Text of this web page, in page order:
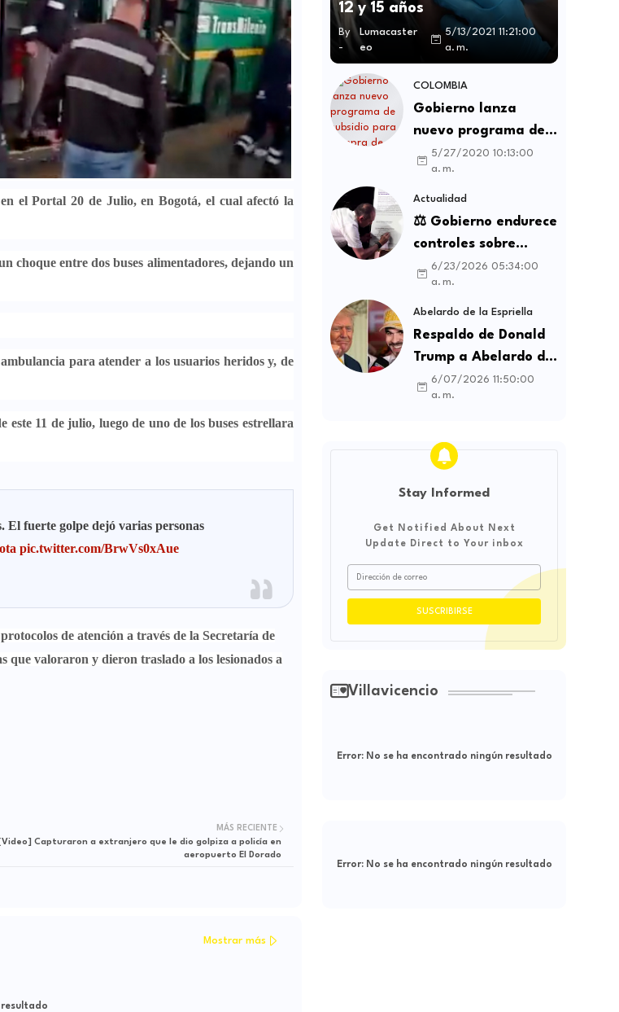
el Portal 20 de Julio, en Bogotá, el cual afectó la
choque entre dos buses alimentadores, dejando un
para atender a los usuarios heridosy, de
este 11 de julio, luego de uno de los buses estrellara
El fuerte golpe dejó varias personas
pic.twitter.com/BrwVs0xAue
de atención a través de la Secretaría de
valoraron y dieron traslado a los lesionados a
MÁS RECIENTE
[Video] Capturaron a extranjero que le dio golpiza a policía en
aeropuerto El Dorado
Mostrar más
resultado
12 y 15 años
By
-
Lumacaster
eo
5/13/2021 11:21:00
a. m.
COLOMBIA
Gobierno lanza
nuevo programa de
subsidio para compra
de vivienda VIS y no
VIS
5/27/2020 10:13:00
a. m.
Actualidad
⚖️ Gobierno endurece
controles sobre
contratos sindicales
y busca frenar la
intermediación
laboral ilegal
6/23/2026 05:34:00
a. m.
Abelardo de la Espriella
Respaldo de Donald
Trump a Abelardo de
la Espriella genera
debate sobre
influencia
internacional
6/07/2026 11:50:00
a. m.
Stay Informed
Get Notified About Next
Update Direct to Your inbox
Villavicencio
Error:No se ha encontrado ningún resultado
Error:No se ha encontrado ningún resultado